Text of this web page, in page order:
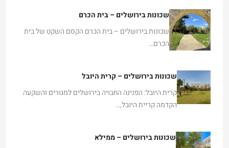
שכונות בירושלים – בית הכרם
שכונות בירושלים – בית הכרם הקסם השקט של בית
הכרם…
שכונות בירושלים – קרית היובל
קרית היובל: הפנינה החבויה בירושלים למגורים והשקעה
הקדמה קריית היובל,…
שכונות בירושלים – ממילא